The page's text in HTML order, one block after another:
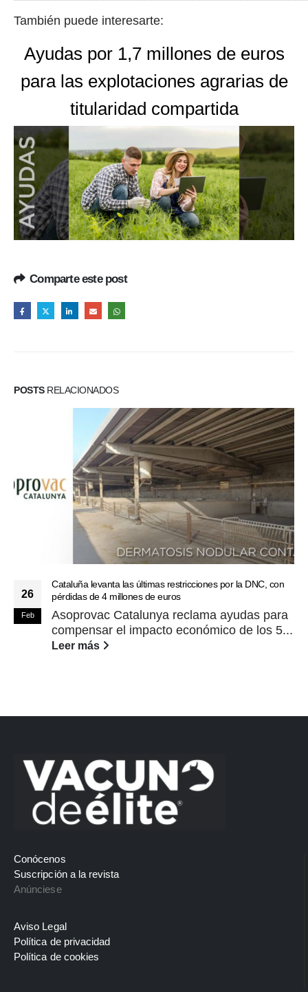
También puede interesarte:
Ayudas por 1,7 millones de euros
para las explotaciones agrarias de
titularidad compartida
Comparte este post
POSTSRELACIONADOS
26
Feb
Cataluña levanta las últimas restricciones por la DNC, con
pérdidas de 4 millones de euros
Asoprovac Catalunya reclama ayudas para
compensar el impacto económico de los 5...
Leer más
Conócenos
Suscripción a la revista
Anúnciese
Aviso Legal
Política de privacidad
Política de cookies